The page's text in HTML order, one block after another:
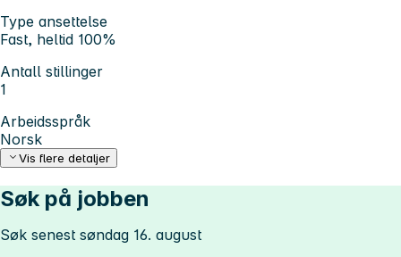
Type ansettelse
Fast, heltid 100%
Antall stillinger
1
Arbeidsspråk
Norsk
Vis flere detaljer
Søk på jobben
Søk senest søndag 16. august